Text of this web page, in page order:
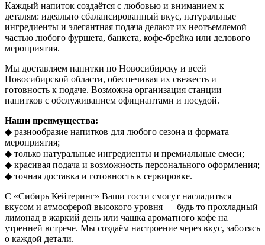
Каждый напиток создаётся с любовью и вниманием к
деталям: идеально сбалансированный вкус, натуральные
ингредиенты и элегантная подача делают их неотъемлемой
частью любого фуршета, банкета, кофе-брейка или делового
мероприятия.
Мы доставляем напитки по Новосибирску и всей
Новосибирской области, обеспечивая их свежесть и
готовность к подаче. Возможна организация станции
напитков с обслуживанием официантами и посудой.
Наши преимущества:
◆ разнообразие напитков для любого сезона и формата
мероприятия;
◆ только натуральные ингредиенты и премиальные смеси;
◆ красивая подача и возможность персонального оформления;
◆ точная доставка и готовность к сервировке.
С «Сибирь Кейтеринг» Ваши гости смогут насладиться
вкусом и атмосферой высокого уровня — будь то прохладный
лимонад в жаркий день или чашка ароматного кофе на
утренней встрече. Мы создаём настроение через вкус, заботясь
о каждой детали.